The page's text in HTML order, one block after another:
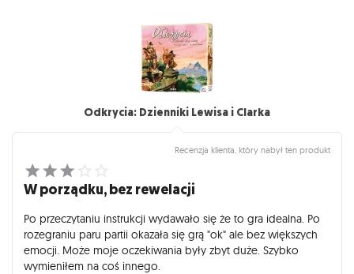
Odkrycia: Dzienniki Lewisa i Clarka
Recenzja klienta, który nabył ten produkt
W porządku, bez rewelacji
Po przeczytaniu instrukcji wydawało się że to gra idealna. Po
rozegraniu paru partii okazała się grą "ok" ale bez większych
emocji. Może moje oczekiwania były zbyt duże. Szybko
wymieniłem na coś innego.